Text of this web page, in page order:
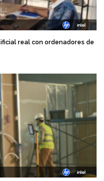
real con ordenadores de